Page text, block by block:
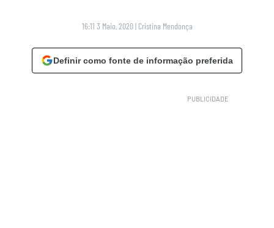
16:11 3 Maio, 2020 | Cristina Mendonça
Definir como fonte de informação preferida